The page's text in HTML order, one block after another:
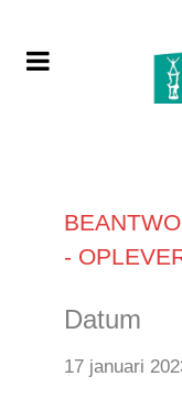
-
Datum
17 januari